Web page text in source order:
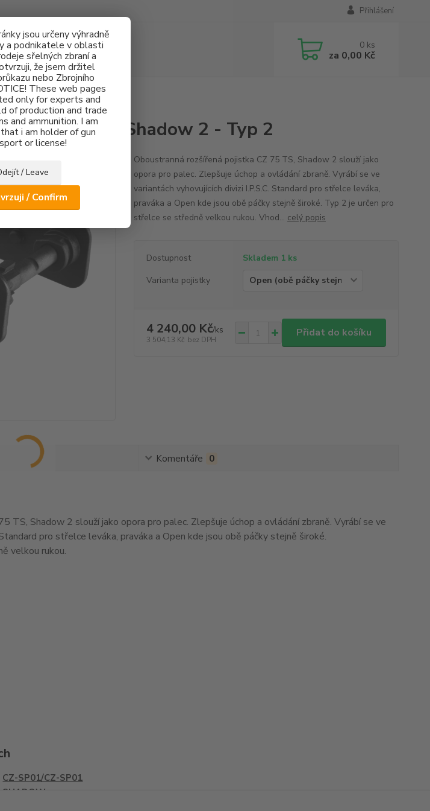
jsou určeny výhradně
a podnikatele v oblasti
sřelných zbraní a
že jsem držitel
nebo Zbrojního
These web pages
only for experts and
of production and trade
and ammunition. I am
i am holder of gun
or license!
/ Leave
/ Confirm
Přihlášení
Hledat 0 ks
za 0,00 Kč
CZ 75 TS, Shadow 2 - Typ 2
CZ 75 TS, Shadow 2 - Typ 2
Oboustranná rozšířená pojistka CZ 75 TS, Shadow 2 slouží jako
opora pro palec. Zlepšuje úchop a ovládání zbraně. Vyrábí se ve
variantách vyhovujících divizi I.P.S.C. Standard pro střelce leváka,
praváka a Open kde jsou obě páčky stejně široké. Typ 2 je určen pro
střelce se středně velkou rukou. Vhod... celý popis
Dostupnost
Skladem 1 ks
Varianta pojistky
4 240,00 Kč/ks
3 504,13 Kč bez DPH
Přidat do košíku
Komentáře 0
TS, Shadow 2 slouží jako opora pro palec. Zlepšuje úchop a ovládání zbraně. Vyrábí se ve
pro střelce leváka, praváka a Open kde jsou obě páčky stejně široké.
velkou rukou.
CZ-SP01/CZ-SP01
SHADOW